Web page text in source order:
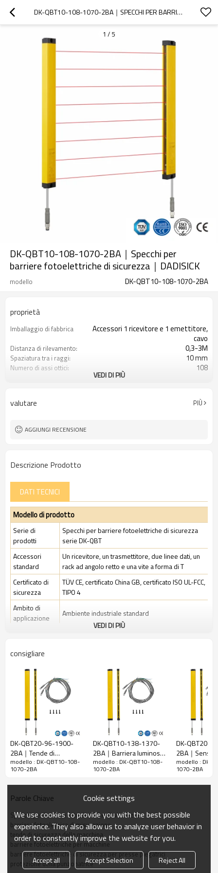
DK-QBT10-108-1070-2BA｜SPECCHI PER BARRIERE FOTOELETTRICHE DI SICUREZZA｜DADISICK
1 / 5
DK-QBT10-108-1070-2BA｜Specchi per
barriere fotoelettriche di sicurezza｜DADISICK
modello DK-QBT10-108-1070-2BA
proprietà
Imballaggio di fabbrica
Accessori 1 ricevitore e 1 emettitore,
cavo
Distanza di rilevamento: 0,3-3M
Spaziatura tra i raggi: 10 mm
Numero di assi ottici: 108
Spina di interfaccia Dotato di connettore M8
VEDI DI PIÙ
valutare PIÙ
AGGIUNGI RECENSIONE
Descrizione Prodotto
DATI TECNICI
Modello di prodotto
Serie di
prodotti
Specchi per barriere fotoelettriche di sicurezza
serie DK-QBT
Accessori
standard
Un ricevitore, un trasmettitore, due linee dati, un
rack ad angolo retto e una vite a forma di T
Certificato di
sicurezza
TÜV CE, certificato China GB, certificato ISO UL-FCC,
TIPO 4
Ambito di
applicazione
Ambiente industriale standard
Spazio tra i
Rileva la
precisione
18 mm
Quantità di
travi
Raggio
d'azione
1070 mm
Taglia del
prodotto
15mm*30mm*L, L è la lunghezza dell'emettitore e
del ricevitore.
Distanza di
rilevamento
30-3000mm
risposta
≤15 ms
Dati meccanici
Materiale
dell'alloggiamentoMetallo
VEDI DI PIÙ
consigliare
DK-QBT20-96-1900-
2BA｜Tende di
sicurezza per macchine
｜DADISICK
modello : DK-QBT10-108-
1070-2BA
DK-QBT10-138-1370-
2BA｜Barriera luminosa
di sicurezza｜DADISICK
modello : DK-QBT10-108-
1070-2BA
DK-QBT20-
2BA｜
di sicurezza｜
modello : DK-
1070-2BA
Parole Chiave
Specchi per barriere fotoelettriche di sicurezza
barriera fotoelettrica di misurazione
tende di sicurezza della macchina
barriere fotoelettriche per macchine
barriere fotoelettriche di sicurezza per presse piegatrici
protezione della punzonatrice
Cookie settings
We use cookies to provide you with the best possible
experience. They also allow us to analyze user behavior in
order to constantly improve the website for you.
Accept all Accept Selection Reject All